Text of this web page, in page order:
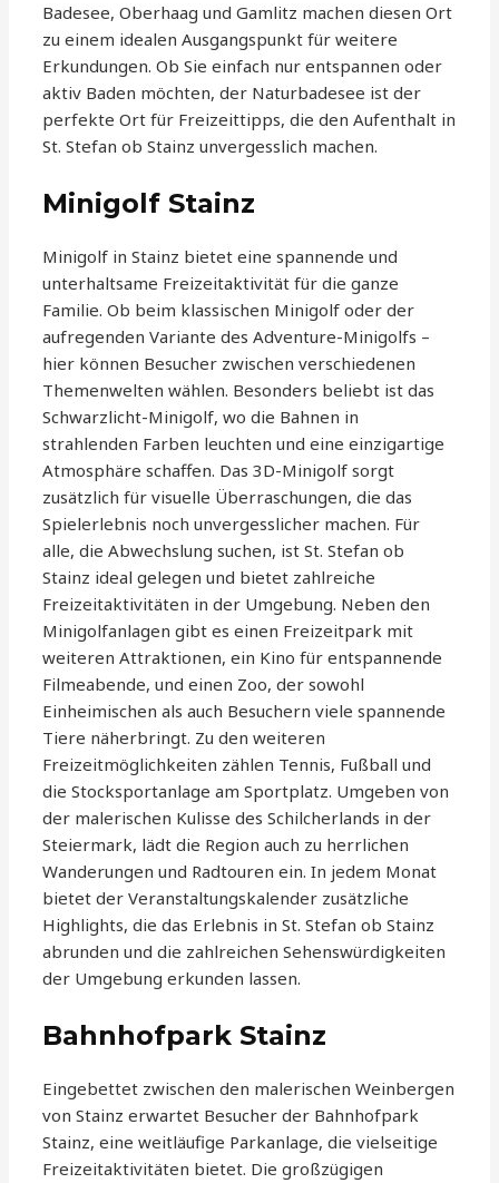
Badesee, Oberhaag und Gamlitz machen diesen Ort
zu einem idealen Ausgangspunkt für weitere
Erkundungen. Ob Sie einfach nur entspannen oder
aktiv Baden möchten, der Naturbadesee ist der
perfekte Ort für Freizeittipps, die den Aufenthalt in
St. Stefan ob Stainz unvergesslich machen.
Minigolf Stainz
Minigolf in Stainz bietet eine spannende und
unterhaltsame Freizeitaktivität für die ganze
Familie. Ob beim klassischen Minigolf oder der
aufregenden Variante des Adventure-Minigolfs –
hier können Besucher zwischen verschiedenen
Themenwelten wählen. Besonders beliebt ist das
Schwarzlicht-Minigolf, wo die Bahnen in
strahlenden Farben leuchten und eine einzigartige
Atmosphäre schaffen. Das 3D-Minigolf sorgt
zusätzlich für visuelle Überraschungen, die das
Spielerlebnis noch unvergesslicher machen. Für
alle, die Abwechslung suchen, ist St. Stefan ob
Stainz ideal gelegen und bietet zahlreiche
Freizeitaktivitäten in der Umgebung. Neben den
Minigolfanlagen gibt es einen Freizeitpark mit
weiteren Attraktionen, ein Kino für entspannende
Filmeabende, und einen Zoo, der sowohl
Einheimischen als auch Besuchern viele spannende
Tiere näherbringt. Zu den weiteren
Freizeitmöglichkeiten zählen Tennis, Fußball und
die Stocksportanlage am Sportplatz. Umgeben von
der malerischen Kulisse des Schilcherlands in der
Steiermark, lädt die Region auch zu herrlichen
Wanderungen und Radtouren ein. In jedem Monat
bietet der Veranstaltungskalender zusätzliche
Highlights, die das Erlebnis in St. Stefan ob Stainz
abrunden und die zahlreichen Sehenswürdigkeiten
der Umgebung erkunden lassen.
Bahnhofpark Stainz
Eingebettet zwischen den malerischen Weinbergen
von Stainz erwartet Besucher der Bahnhofpark
Stainz, eine weitläufige Parkanlage, die vielseitige
Freizeitaktivitäten bietet. Die großzügigen